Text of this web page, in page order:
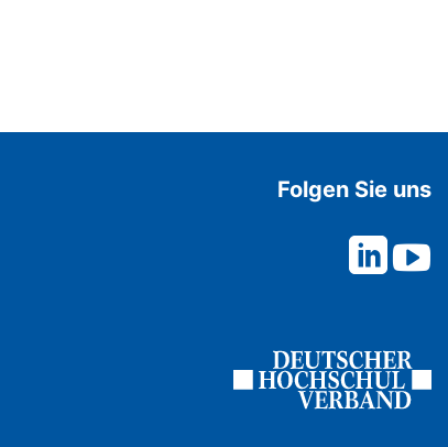
Folgen Sie uns